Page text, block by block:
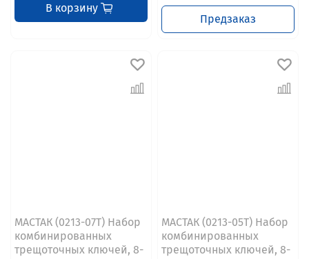
В корзину
Предзаказ
МАСТАК (0213-07T) Набор
комбинированных
трещоточных ключей, 8-
МАСТАК (0213-05T) Набор
комбинированных
трещоточных ключей, 8-